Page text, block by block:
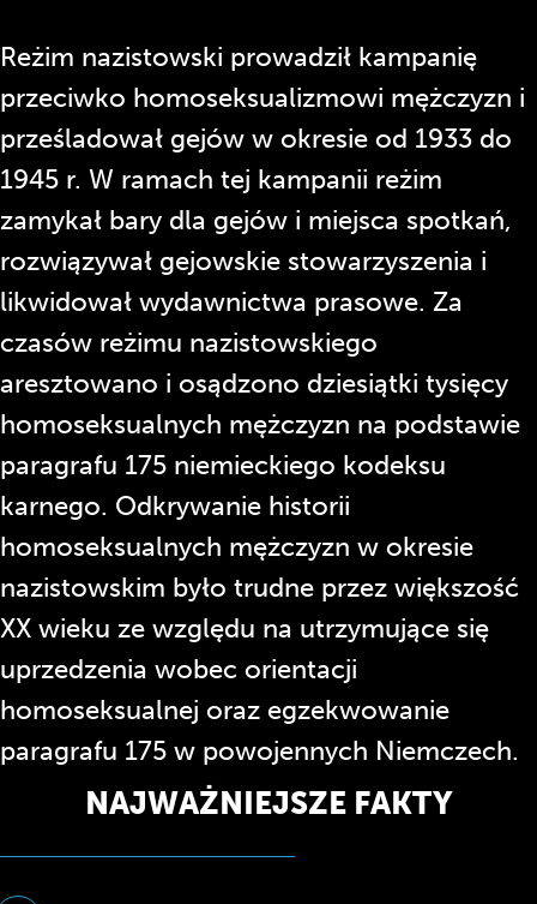
Reżim nazistowski prowadził kampanię
przeciwko homoseksualizmowi mężczyzn i
prześladował gejów w okresie od 1933 do
1945 r. W ramach tej kampanii reżim
zamykał bary dla gejów i miejsca spotkań,
rozwiązywał gejowskie stowarzyszenia i
likwidował wydawnictwa prasowe. Za
czasów reżimu nazistowskiego
aresztowano i osądzono dziesiątki tysięcy
homoseksualnych mężczyzn na podstawie
paragrafu 175 niemieckiego kodeksu
karnego. Odkrywanie historii
homoseksualnych mężczyzn w okresie
nazistowskim było trudne przez większość
XX wieku ze względu na utrzymujące się
uprzedzenia wobec orientacji
homoseksualnej oraz egzekwowanie
paragrafu 175 w powojennych Niemczech.
NAJWAŻNIEJSZE FAKTY